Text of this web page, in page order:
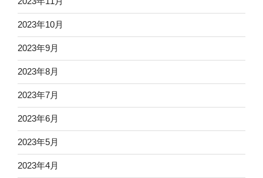
2023年10月
2023年9月
2023年8月
2023年7月
2023年6月
2023年5月
2023年4月